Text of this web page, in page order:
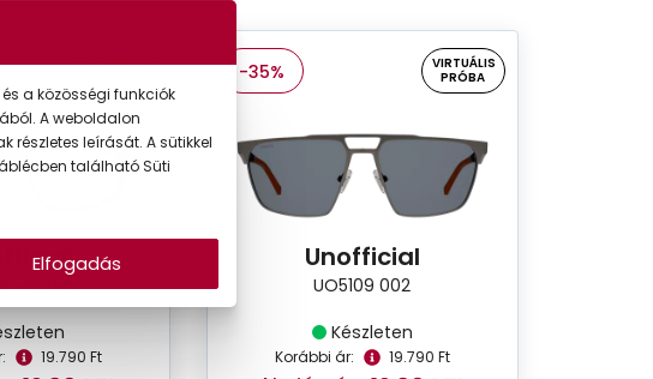
VIRTUÁLIS
LLGL
19.790 Ft
-35%
VIRTUÁLIS
PRÓBA
Unofficial
UO5109 002
Készleten
Korábbi ár: 19.790 Ft
a közösségi funkciók
A weboldalon
részletes leírását. A sütikkel
található Süti
Elfogadás